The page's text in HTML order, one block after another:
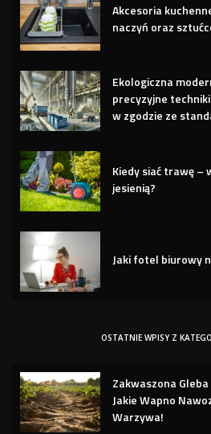
Akcesoria
naczyń oraz
Ekologiczna
precyzyjne
w zgodzie ze
Kiedy siać trawę –
jesienią?
Jaki fotel biurowy
OSTATNIE WPISY Z
Zakwaszona
Jakie Wapno
Warzywa!